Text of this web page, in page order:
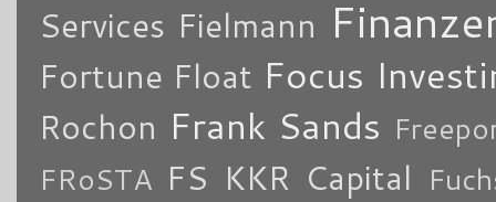
Services Fielmann
Fortune Float Focus
Rochon Frank Sands
FRoSTA FS KKR Capital